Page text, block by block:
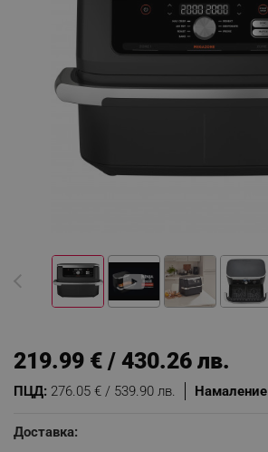
Намаление
ПЦД: 276.05 € / 539.90 лв.
219.99 € / 430.26 лв.
Доставка: